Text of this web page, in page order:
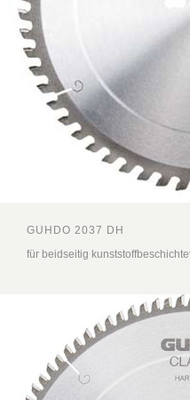
GUHDO 2037 DH
für beidseitig